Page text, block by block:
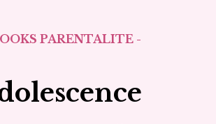
PARENTALITÉ -